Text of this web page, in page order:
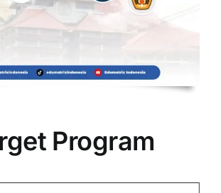
Program